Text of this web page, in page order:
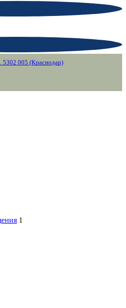
5302 005 (Краснодар)
1